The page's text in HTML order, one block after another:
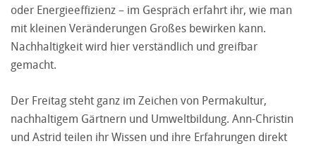
oder Energieeffizienz – im Gespräch erfahrt ihr, wie man
mit kleinen Veränderungen Großes bewirken kann.
Nachhaltigkeit wird hier verständlich und greifbar
gemacht.
Der Freitag steht ganz im Zeichen von Permakultur,
nachhaltigem Gärtnern und Umweltbildung. Ann-Christin
und Astrid teilen ihr Wissen und ihre Erfahrungen direkt